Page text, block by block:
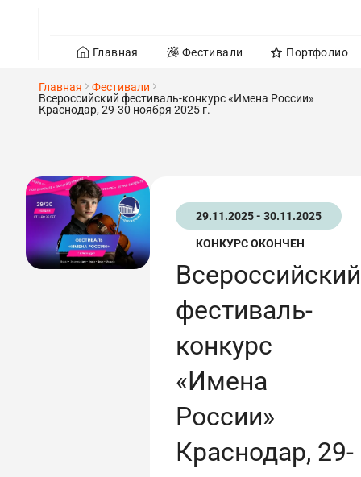
Главная Фестивали Портфолио
Главная
Фестивали
Всероссийский фестиваль-конкурс «Имена России»
Краснодар, 29-30 ноября 2025 г.
29.11.2025 - 30.11.2025
КОНКУРС ОКОНЧЕН
Всероссийский
фестиваль-
конкурс
«Имена
России»
Краснодар, 29-